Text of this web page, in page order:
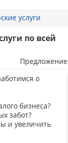
услуги
по всей
Предложение
о
бизнеса?
забот?
и увеличить